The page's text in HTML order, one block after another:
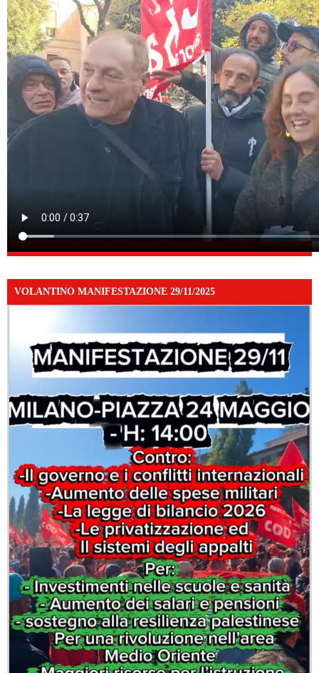
VOLANTINO MANIFESTAZIONE 29/11/2025